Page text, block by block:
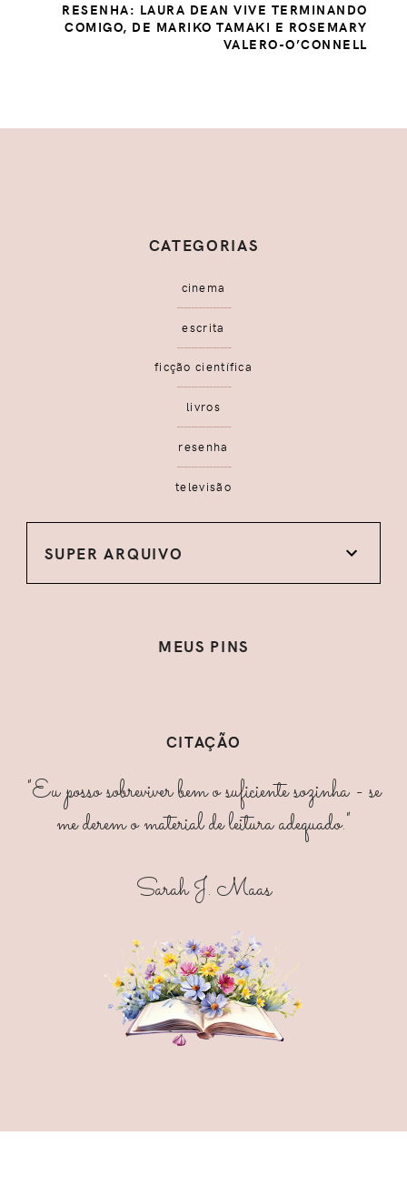
RESENHA: LAURA DEAN VIVE TERMINANDO
COMIGO, DE MARIKO TAMAKI E ROSEMARY
VALERO-O’CONNELL
CATEGORIAS
cinema
escrita
ficção científica
livros
resenha
televisão
SUPER ARQUIVO
MEUS PINS
CITAÇÃO
"Eu posso sobreviver bem o suficiente sozinha - se
me derem o material de leitura adequado."
Sarah J. Maas